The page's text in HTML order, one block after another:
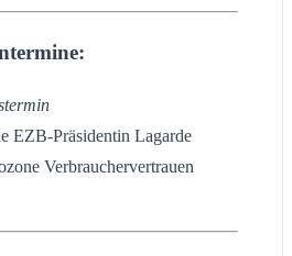
EZB-Präsidentin Lagarde
Verbrauchervertrauen